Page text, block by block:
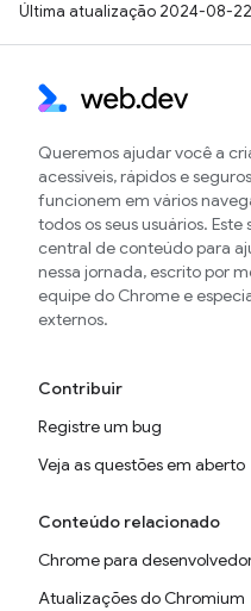
Última atualização 2024-08-22
Queremos ajudar você a
acessíveis, rápidos e
funcionem em vários
todos os seus usuários. Este
central de conteúdo para
nessa jornada, escrito por
equipe do Chrome e
externos.
Contribuir
Registre um bug
Veja as questões em aberto
Conteúdo relacionado
Chrome para
Atualizações do Chromium